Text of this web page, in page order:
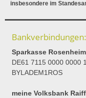
insbesondere im
Bankverbindungen:
Sparkasse
DE61 7115 0000 0000
BYLADEM1ROS
meine Volksbank